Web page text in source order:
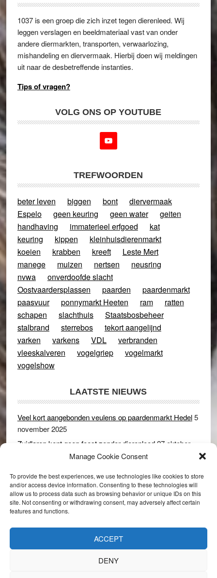
Manage Cookie Consent
To provide the best experiences, we use technologies like cookies to store
and/or access device information. Consenting to these technologies will
allow us to process data such as browsing behavior or unique IDs on this
site. Not consenting or withdrawing consent, may adversely affect certain
features and functions.
ACCEPT
DENY
1037 is een groep die zich inzet tegen dierenleed. Wij
leggen verslagen en beeldmateriaal vast van onder
andere diermarkten, transporten, verwaarlozing,
mishandeling en diervermaak. Hierbij doen wij meldingen
uit naar de desbetreffende instanties.
Tips of vragen?
VOLG ONS OP YOUTUBE
TREFWOORDEN
beter leven biggen bont
diervermaak
Espelo
geen keuring geen water
geiten
handhaving
immaterieel erfgoed
kat
keuring
kippen
kleinhuisdierenmarkt
koeien
krabben kreeft
Leste Mert
manege
muizen nertsen
neusring
nvwa
onverdoofde slacht
Oostvaardersplassen
paarden
paardenmarkt
paasvuur
ponnymarkt Heeten ram
ratten
schapen
slachthuis
Staatsbosbeheer
stalbrand
sterrebos
tekort aangelijnd
varken
varkens VDL
verbranden
vleeskalveren
vogelgriep
vogelmarkt
vogelshow
LAATSTE NIEUWS
Veel kort aangebonden veulens op paardenmarkt Hedel5
november 2025
Zuidlaren kent geen feest zonder dierenleed27 oktober
Rijswijk (Gld) 2 december 2024
Dikbillen sieren de troon op schaamteloos Leste Merte in
Druten 8 november 2024